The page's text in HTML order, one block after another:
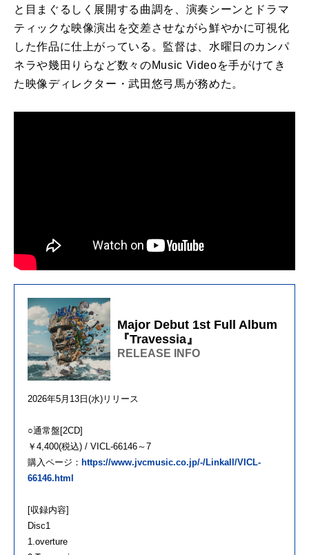
と目まぐるしく展開する曲調を、演奏シーンとドラマ
ティックな映像演出を交差させながら鮮やかに可視化
した作品に仕上がっている。監督は、水曜日のカンパ
ネラや幾田りらなど数々のMusic Videoを手がけてき
た映像ディレクター・武田悠弓馬が務めた。
Major Debut 1st Full Album
『Travessia』
RELEASE INFO
2026年5月13日(水)リリース
○通常盤[2CD]
￥4,400(税込) / VICL-66146～7
購入ページ： https://www.jvcmusic.co.jp/-/Linkall/VICL-
66146.html
[収録内容]
Disc1
1.overture